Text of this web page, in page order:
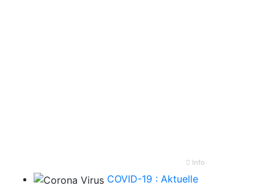
Info
COVID-19 : Aktuelle